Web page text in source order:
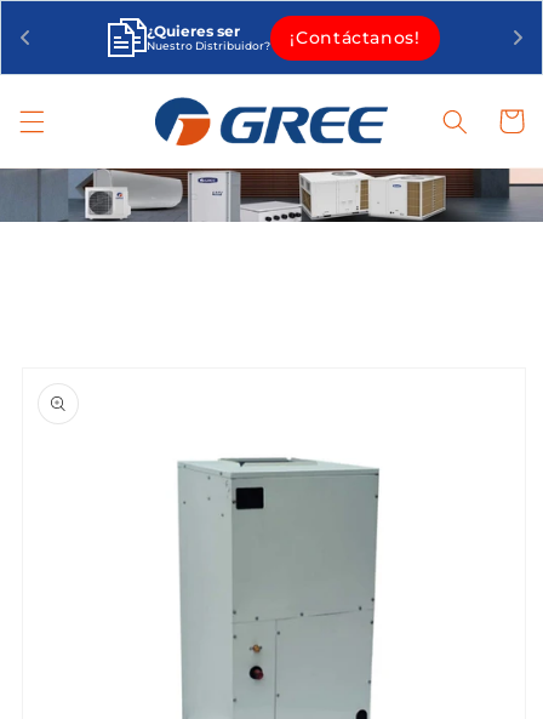
¿Quieres ser
Nuestro Distribuidor? ¡Contáctanos!
Ir
directamente
al contenido
Carrito
información
del producto